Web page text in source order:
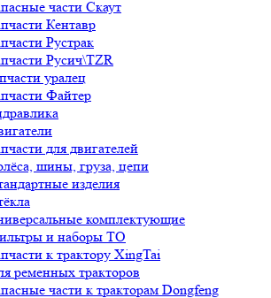
части Скаут
Кентавр
Рустрак
Русич\TZR
уралец
Файтер
для двигателей
шины, груза, цепи
изделия
комплектующие
и наборы ТО
к трактору XingTai
ременных тракторов
части к тракторам Dongfeng